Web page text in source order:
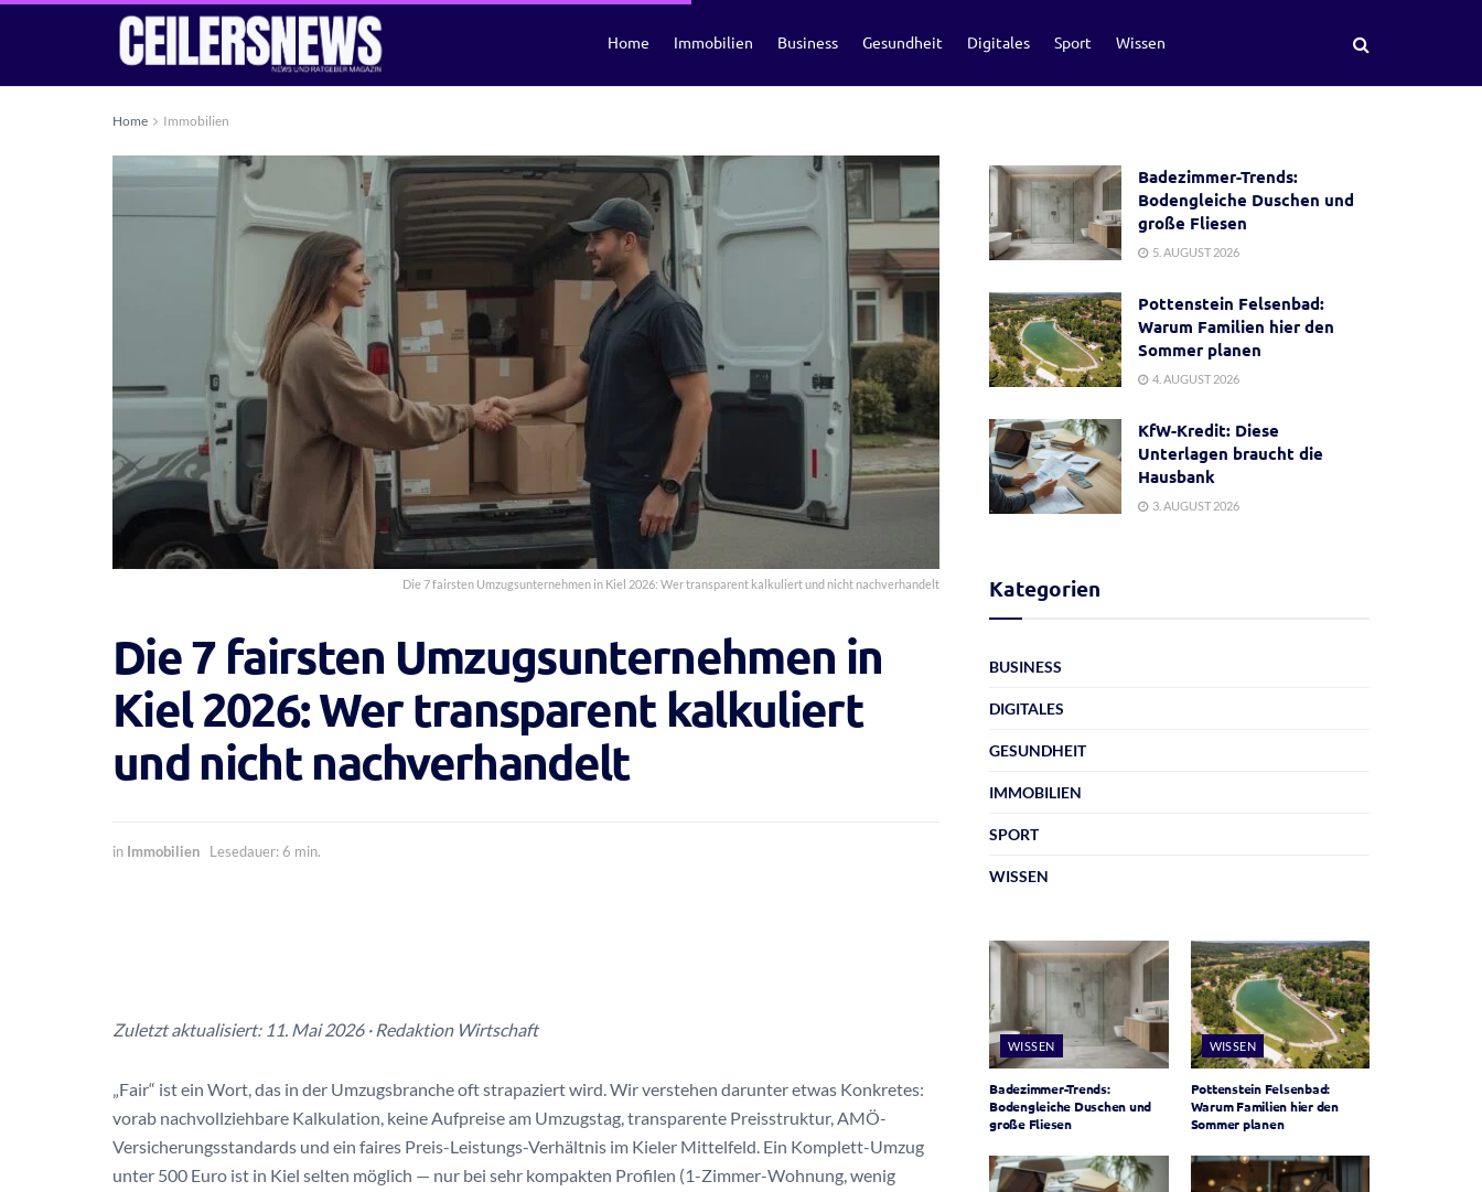
Home Immobilien Business Gesundheit Digitales Sport Wissen
Home Immobilien
Die 7 fairsten Umzugsunternehmen in Kiel 2026: Wer transparent kalkuliert und nicht nachverhandelt
Die 7 fairsten Umzugsunternehmen in
Kiel 2026: Wer transparent kalkuliert
und nicht nachverhandelt
in Immobilien Lesedauer: 6 min.
Zuletzt aktualisiert: 11. Mai 2026 · Redaktion Wirtschaft
„Fair“ ist ein Wort, das in der Umzugsbranche oft strapaziert wird. Wir verstehen darunter etwas Konkretes:
vorab nachvollziehbare Kalkulation, keine Aufpreise am Umzugstag, transparente Preisstruktur, AMÖ-
Versicherungsstandards und ein faires Preis-Leistungs-Verhältnis im Kieler Mittelfeld. Ein Komplett-Umzug
unter 500 Euro ist in Kiel selten möglich — nur bei sehr kompakten Profilen (1-Zimmer-Wohnung, wenig
Badezimmer-Trends:
Bodengleiche Duschen und
große Fliesen
5. AUGUST 2026
Pottenstein Felsenbad:
Warum Familien hier den
Sommer planen
4. AUGUST 2026
KfW-Kredit: Diese
Unterlagen braucht die
Hausbank
3. AUGUST 2026
Kategorien
BUSINESS
DIGITALES
GESUNDHEIT
IMMOBILIEN
SPORT
WISSEN
WISSEN
Badezimmer-Trends:
Bodengleiche Duschen und
große Fliesen
WISSEN
Pottenstein Felsenbad:
Warum Familien hier den
Sommer planen